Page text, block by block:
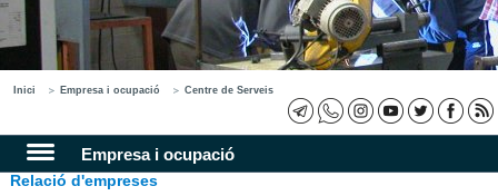
Inici Empresa i ocupació Centre de Serveis
Empresa i ocupació
Relació d'empreses